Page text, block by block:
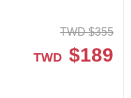
TWD $355
TWD $189